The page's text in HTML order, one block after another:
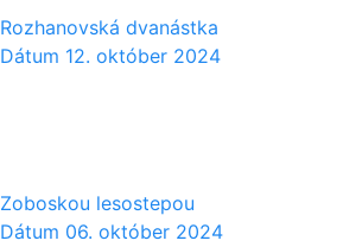
Rozhanovská dvanástka
Dátum 12. október 2024
Zoboskou lesostepou
Dátum 06. október 2024